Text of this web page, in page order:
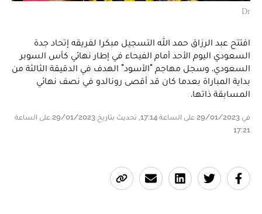
Dr
افتتح عبد الرزاق حمد الله التسجيل مبكرا لفريقه إتحاد جدة
السعودي اليوم الأحد أمام الفيحاء في إطار نهائي كأس السوبر
السعودي. وسجل مهاجم "الأسود" الهدف في الدقيقة الثالثة من
بداية المباراة بعدما كان قد أقصى رونالدو في نصف نهائي
المسابقة ذاتها.
في 29/01/2023 على الساعة 17:14, تحديث بتاريخ 29/01/2023 على الساعة
17:21